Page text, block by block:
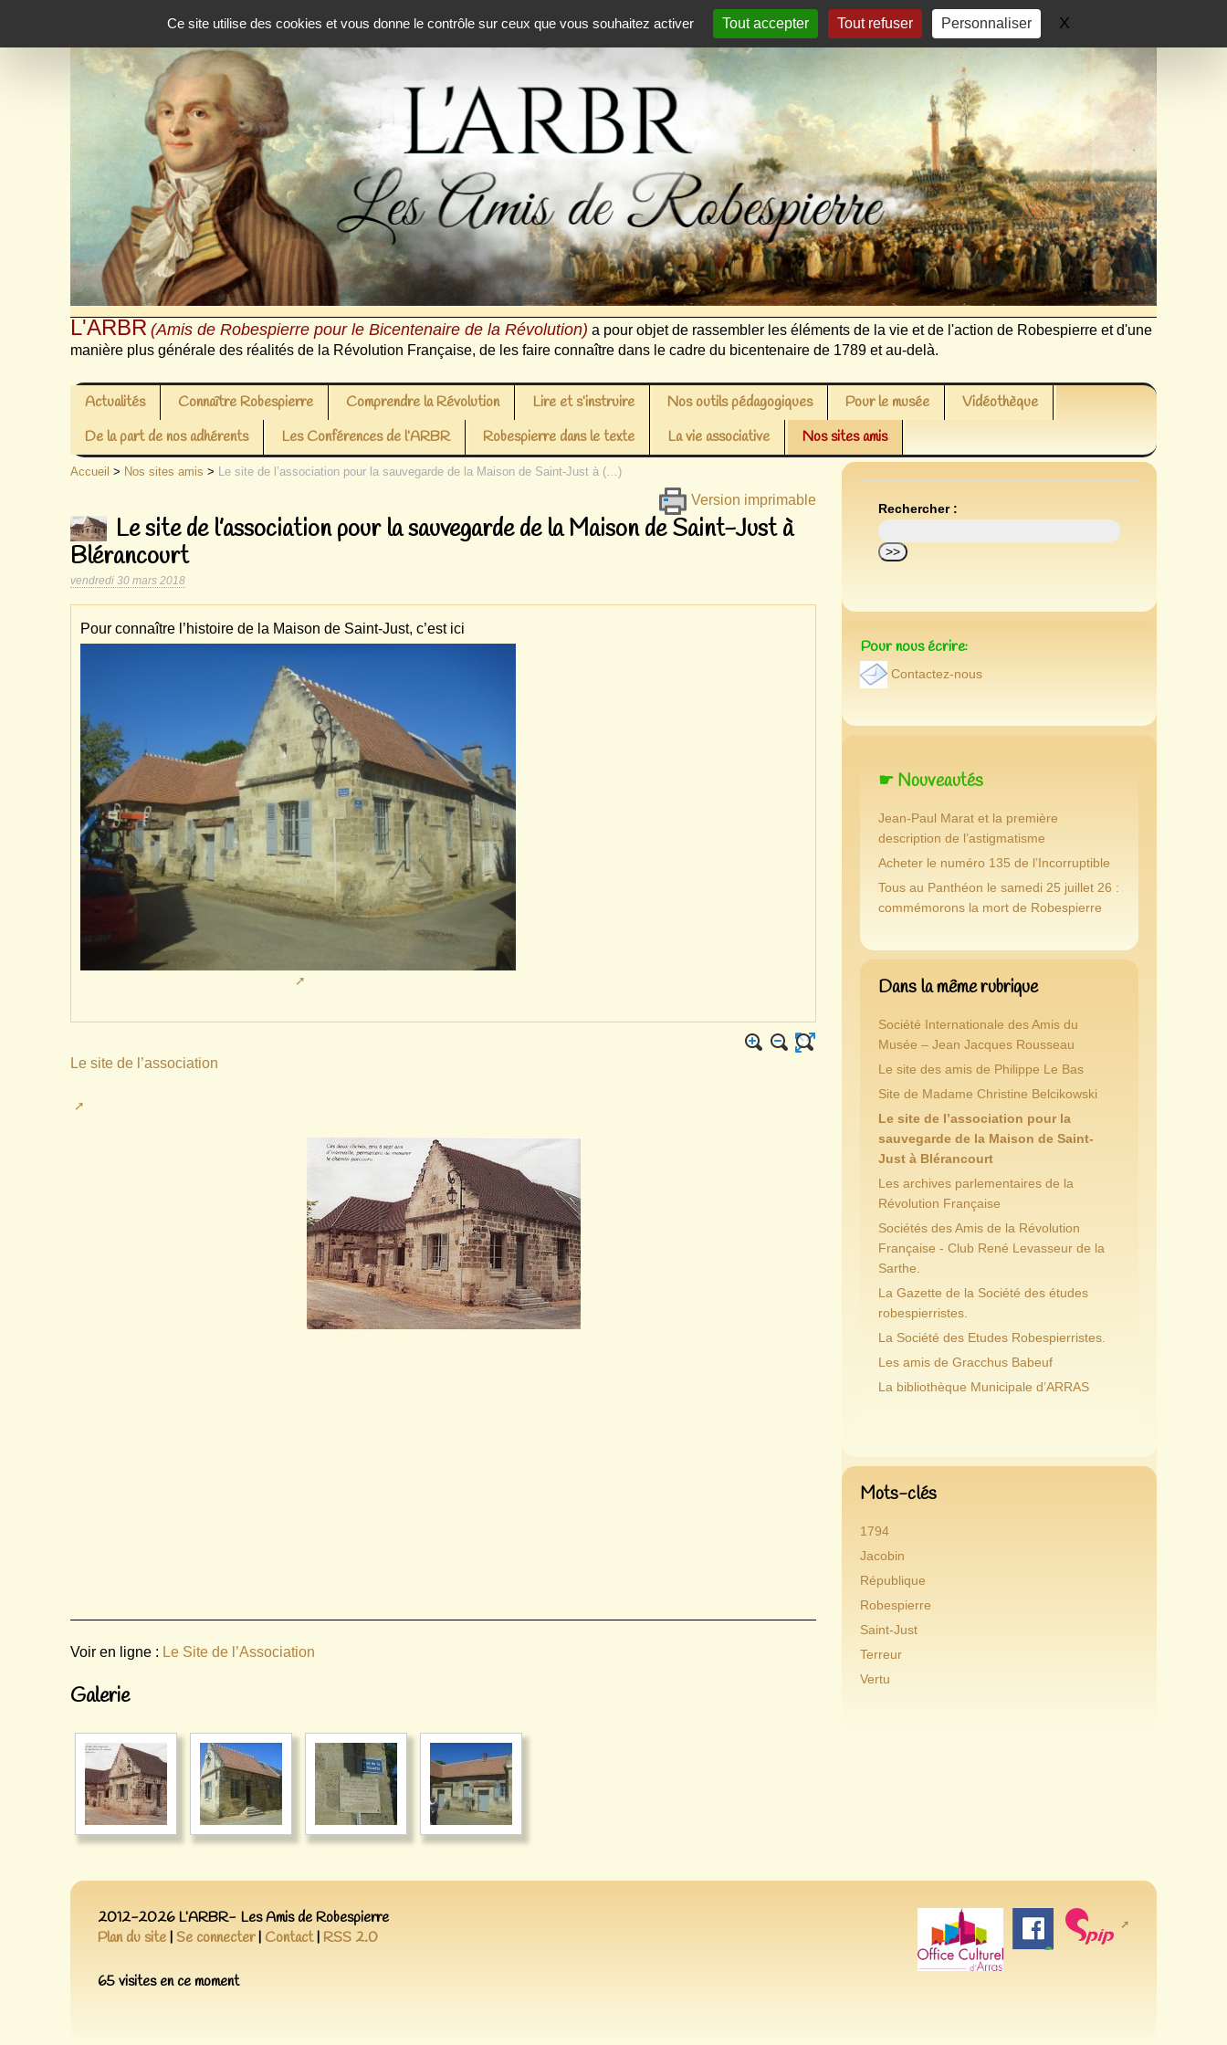
Ce site utilise des cookies et vous donne le contrôle sur ceux que vous souhaitez activer
Tout accepter Tout refuser Personnaliser X
L'ARBR (Amis de Robespierre pour le Bicentenaire de la Révolution) a pour objet de rassembler les éléments de la vie et de l'action de Robespierre et d'une
manière plus générale des réalités de la Révolution Française, de les faire connaître dans le cadre du bicentenaire de 1789 et au-delà.
Actualités Connaître Robespierre Comprendre la Révolution Lire et s’instruire Nos outils pédagogiques Pour le musée
Vidéothèque
De la part de nos adhérents
Les Conférences de l’ARBR Robespierre dans le texte La vie associative Nos sites amis
Accueil > Nos sites amis > Le site de l’association pour la sauvegarde de la Maison de Saint-Just à (…)
Version imprimable
Le site de l’association pour la sauvegarde de la Maison de Saint-Just à
Blérancourt
vendredi 30 mars 2018
Pour connaître l’histoire de la Maison de Saint-Just, c’est ici
Le site de l’association
Voir en ligne : Le Site de l’Association
Galerie
Rechercher :
Pour nous écrire:
Contactez-nous
☛ Nouveautés
Jean-Paul Marat et la première
description de l’astigmatisme
Acheter le numéro 135 de l’Incorruptible
Tous au Panthéon le samedi 25 juillet 26 :
commémorons la mort de Robespierre
Dans la même rubrique
Société Internationale des Amis du
Musée – Jean Jacques Rousseau
Le site des amis de Philippe Le Bas
Site de Madame Christine Belcikowski
Le site de l’association pour la
sauvegarde de la Maison de Saint-
Just à Blérancourt
Les archives parlementaires de la
Révolution Française
Sociétés des Amis de la Révolution
Française - Club René Levasseur de la
Sarthe.
La Gazette de la Société des études
robespierristes.
La Société des Etudes Robespierristes.
Les amis de Gracchus Babeuf
La bibliothèque Municipale d’ARRAS
Mots-clés
1794
Jacobin
République
Robespierre
Saint-Just
Terreur
Vertu
2012-2026 L’ARBR- Les Amis de Robespierre
Plan du site Se connecter| Contact| RSS 2.0
65 visites en ce moment